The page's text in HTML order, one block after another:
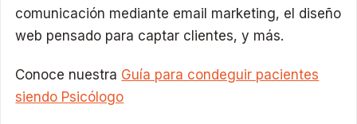
comunicación mediante email marketing, el diseño
web pensado para captar clientes, y más.
Conoce nuestra Guía para condeguir pacientes
siendo Psicólogo